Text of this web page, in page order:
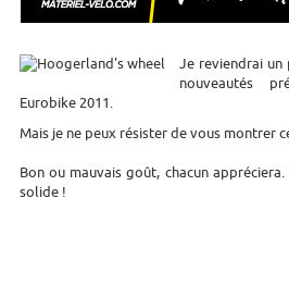
Je reviendrai
nouveautés
Eurobike 2011.
Mais je ne peux résister de vous montrer
Bon ou mauvais goût, chacun
solide !